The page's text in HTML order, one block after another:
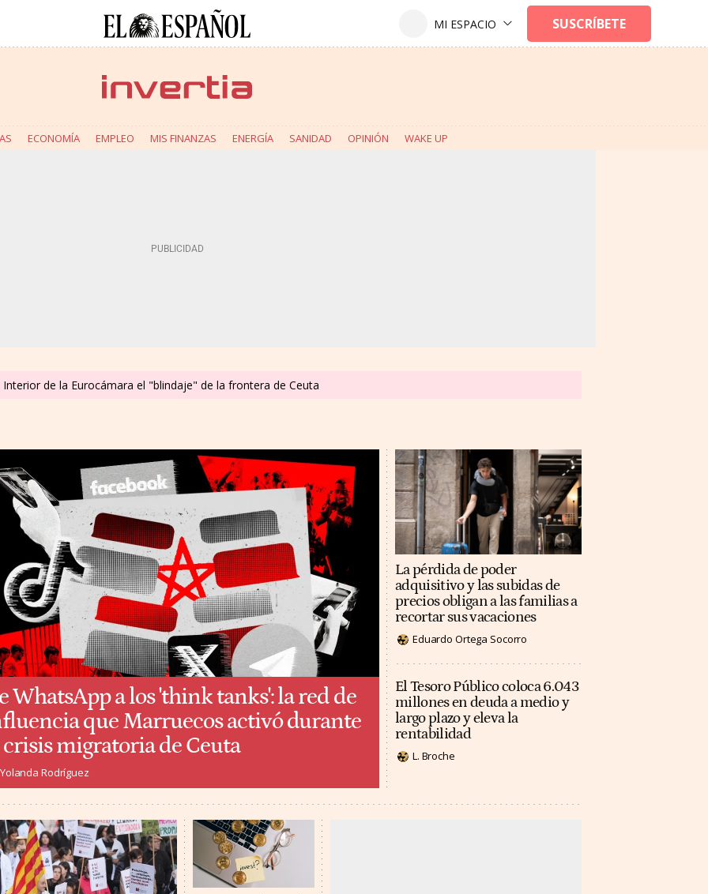
ECONOMÍA EMPLEO MIS FINANZAS ENERGÍA SANIDAD OPINIÓN WAKE UP
de la Eurocámara el "blindaje" de la frontera de Ceuta
WhatsApp a los 'think tanks': la red de
que Marruecos activó durante
migratoria de Ceuta
Yolanda Rodríguez
La pérdida de poder
adquisitivo y las subidas de
precios obligan a las familias a
recortar sus vacaciones
Eduardo Ortega Socorro
El Tesoro Público coloca 6.043
millones en deuda a medio y
largo plazo y eleva la
rentabilidad
L. Broche